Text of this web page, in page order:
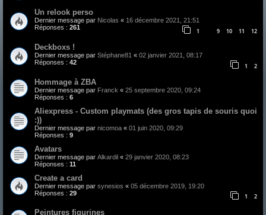
Un relook perso
Dernier message par Nicolas « 16 décembre 2021, 21:51
Réponses : 261 1 9 10 11 12
Deckboxs !
Dernier message par Stéphane81 « 02 janvier 2021, 08:17
Réponses : 42 1 2
Hommage à ZBA
Dernier message par Franck « 25 septembre 2020, 09:24
Réponses : 6
Aliexpress - Custom playmats (des gros tapis de souris quoi
:))
Dernier message par nicomoa « 01 juin 2020, 09:29
Réponses : 9
Avatars
Dernier message par Alkardil « 29 janvier 2020, 08:23
Réponses : 11
Create a card
Dernier message par synesios « 05 décembre 2019, 19:20
Réponses : 29 1 2
Peintures figurines